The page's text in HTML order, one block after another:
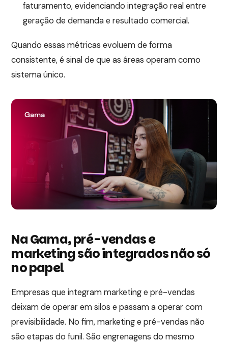
faturamento, evidenciando integração real entre
geração de demanda e resultado comercial.
Quando essas métricas evoluem de forma
consistente, é sinal de que as áreas operam como
sistema único.
Na Gama, pré-vendas e
marketing são integrados não só
no papel
Empresas que integram marketing e pré-vendas
deixam de operar em silos e passam a operar com
previsibilidade. No fim, marketing e pré-vendas não
são etapas do funil. São engrenagens do mesmo